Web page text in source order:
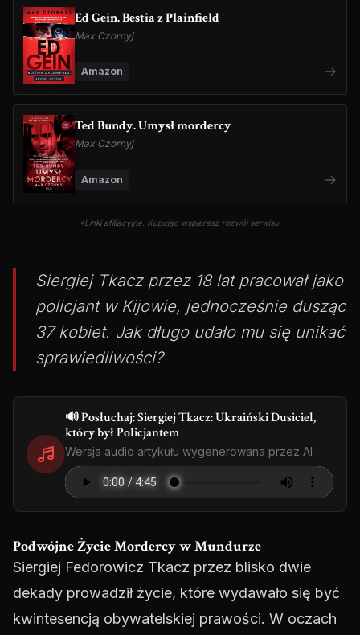
Ed Gein. Bestia z Plainfield
Max Czornyj
Amazon
Ted Bundy. Umysł mordercy
Max Czornyj
Amazon
*Linki afiliacyjne. Kupując wspierasz rozwój serwisu.
Siergiej Tkacz przez 18 lat pracował jako
policjant w Kijowie, jednocześnie dusząc
37 kobiet. Jak długo udało mu się unikać
sprawiedliwości?
🔊 Posłuchaj: Siergiej Tkacz: Ukraiński Dusiciel,
który był Policjantem
Wersja audio artykułu wygenerowana przez AI
Podwójne Życie Mordercy w Mundurze
Siergiej Fedorowicz Tkacz przez blisko dwie
dekady prowadził życie, które wydawało się być
kwintesencją obywatelskiej prawości. W oczach